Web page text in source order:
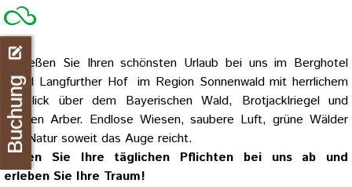
Genießen Sie Ihren schönsten Urlaub bei uns im Berghotel
Hotel Langfurther Hof im Region Sonnenwald mit herrlichem
Ausblick über dem Bayerischen Wald, Brotjacklriegel und
Großen Arber. Endlose Wiesen, saubere Luft, grüne Wälder
und Natur soweit das Auge reicht.
Legen Sie Ihre täglichen Pflichten bei uns ab und
erleben Sie Ihre Traum!
Buchung